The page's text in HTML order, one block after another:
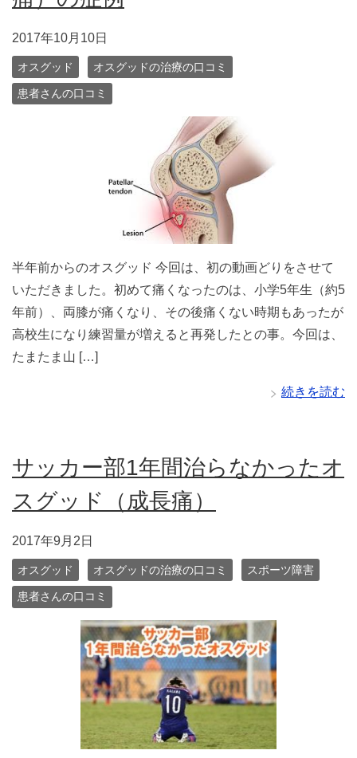
2017年10月10日
オスグッド オスグッドの治療の口コミ
患者さんの口コミ
半年前からのオスグッド 今回は、初の動画どりをさせて
いただきました。初めて痛くなったのは、小学5年生（約5
年前）、両膝が痛くなり、その後痛くない時期もあったが
高校生になり練習量が増えると再発したとの事。今回は、
たまたま山 […]
続きを読む
サッカー部1年間治らなかったオ
スグッド（成長痛）
2017年9月2日
オスグッド オスグッドの治療の口コミ スポーツ障害
患者さんの口コミ